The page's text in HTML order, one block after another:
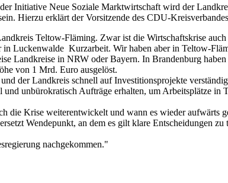
Initiative Neue Soziale Marktwirtschaft wird der
Hierzu erklärt der Vorsitzende des CDU-
Teltow-Fläming. Zwar ist die Wirtschaftskrise
Luckenwalde Kurzarbeit. Wir haben aber in Teltow-
Landkreise in NRW oder Bayern. In Brandenburg
von 1 Mrd. Euro ausgelöst.
der Landkreis schnell auf Investitionsprojekte
unbürokratisch Aufträge erhalten, um Arbeitsplätze in
die Krise weiterentwickelt und wann es wieder
Wendepunkt, an dem es gilt klare Entscheidungen zu
nachgekommen."